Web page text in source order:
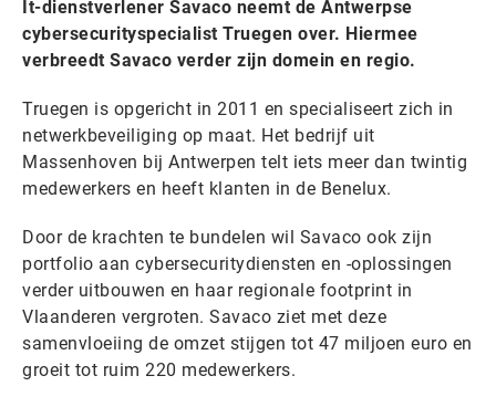
It-dienstverlener Savaco neemt de Antwerpse
cybersecurityspecialist Truegen over. Hiermee
verbreedt Savaco verder zijn domein en regio.
Truegen is opgericht in 2011 en specialiseert zich in
netwerkbeveiliging op maat. Het bedrijf uit
Massenhoven bij Antwerpen telt iets meer dan twintig
medewerkers en heeft klanten in de Benelux.
Door de krachten te bundelen wil Savaco ook zijn
portfolio aan cybersecuritydiensten en -oplossingen
verder uitbouwen en haar regionale footprint in
Vlaanderen vergroten. Savaco ziet met deze
samenvloeiing de omzet stijgen tot 47 miljoen euro en
groeit tot ruim 220 medewerkers.